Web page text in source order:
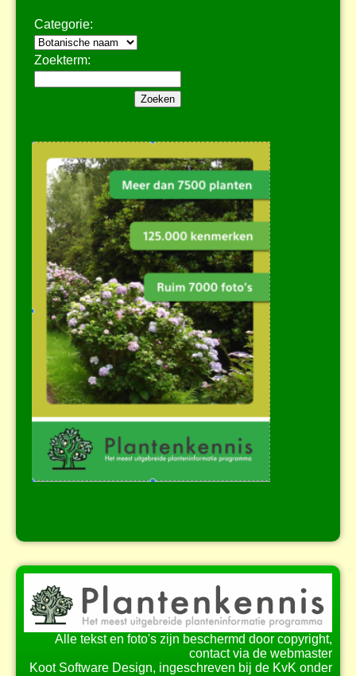
Categorie:
Zoekterm:
Alle tekst en foto's zijn beschermd door copyright,
contact via de webmaster
Koot Software Design, ingeschreven bij de KvK onder